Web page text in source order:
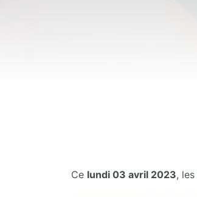
Ce lundi 03 avril 2023, les